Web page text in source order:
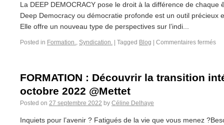
La DEEP DEMOCRACY pose le droit à la différence de chaque
Deep Democracy ou démocratie profonde est un outil précieux
Elle offre un nouveau type de perspectives sur l’indi...
Posted in Formation., Syndication. Tagged Blog Commentaires fermés
FORMATION : Découvrir la transition
octobre 2022 @Mettet
Posted on 27 septembre 2022 by Céline Delhaye
Inquiets pour l’avenir ? Fatigués de la vie que vous menez